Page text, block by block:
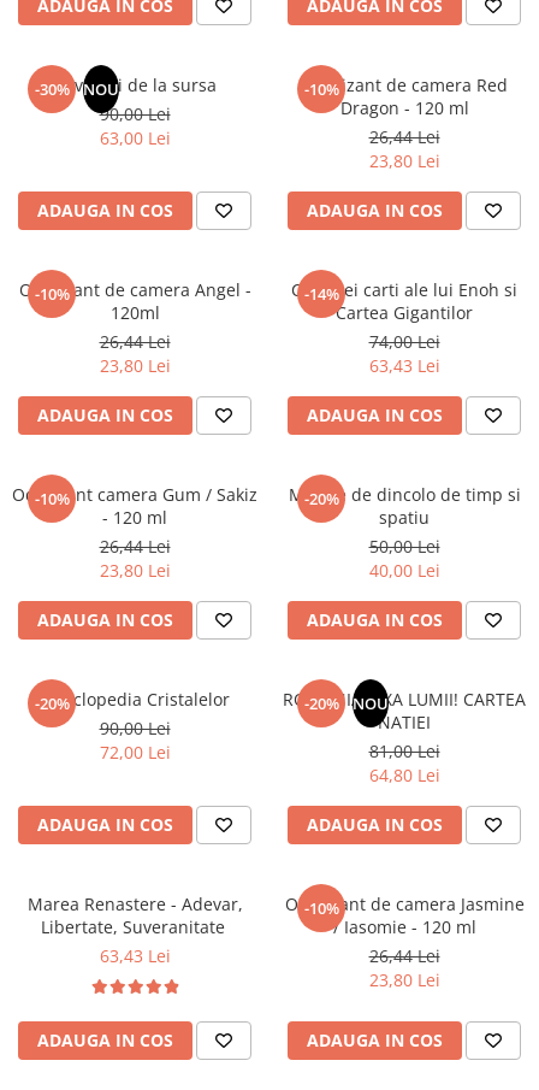
Elevi de 10 plus
Lecturi Scolare
Lumea Copilariei
Ma pregatesc pentru scoala
Clasa a II-a
Clasa a III-a
Clasa a IV-a
Clasa a V-a
Clasa a VI-a
Clasa a VII-a
Clasa a VIII-a
Clasa I
Limbi Straine
Povesti
Povesti ilustrate
Realitatea Augmentata
ScienceConnection
ADAUGA IN COS ADAUGA IN COS
-30% NOU
Revelatii de la sursa
90,00 Lei
63,00 Lei
ADAUGA IN COS
-10%
Odorizant de camera Red
Dragon - 120 ml
26,44 Lei
23,80 Lei
ADAUGA IN COS
-10%
Odorizant de camera Angel -
120ml
26,44 Lei
23,80 Lei
ADAUGA IN COS
-14%
Cele trei carti ale lui Enoh si
Cartea Gigantilor
74,00 Lei
63,43 Lei
ADAUGA IN COS
-10%
Odorizant camera Gum / Sakiz
- 120 ml
26,44 Lei
23,80 Lei
ADAUGA IN COS
-20%
Mesaje de dincolo de timp si
spatiu
50,00 Lei
40,00 Lei
ADAUGA IN COS
-20%
Enciclopedia Cristalelor
90,00 Lei
72,00 Lei
ADAUGA IN COS
-20% NOU
ROMANIA, AXA LUMII! CARTEA
NATIEI
81,00 Lei
64,80 Lei
ADAUGA IN COS
Marea Renastere - Adevar,
Libertate, Suveranitate
63,43 Lei
ADAUGA IN COS
-10%
Odorizant de camera Jasmine
/ Iasomie - 120 ml
26,44 Lei
23,80 Lei
ADAUGA IN COS